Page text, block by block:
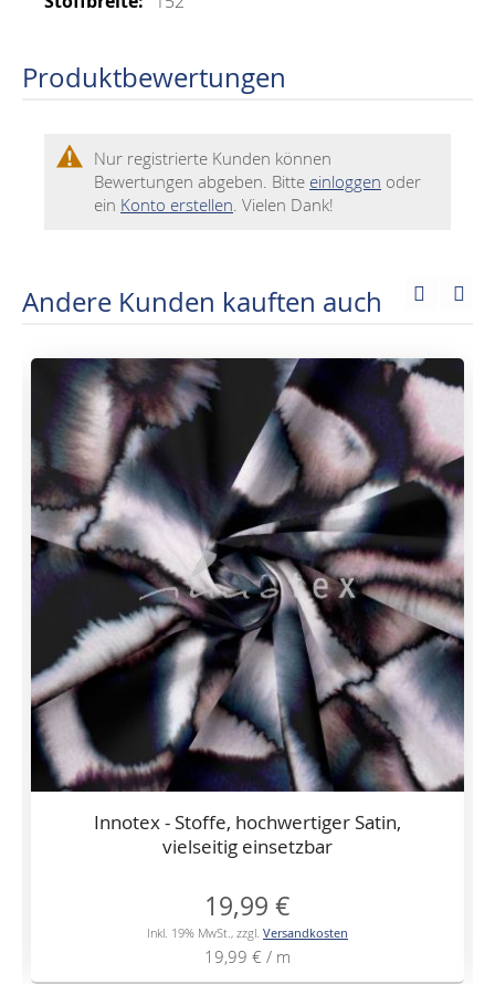
Produktbewertungen
Nur registrierte Kunden können
Bewertungen abgeben. Bitte einloggen oder
ein Konto erstellen. Vielen Dank!
Andere Kunden kauften auch
Innotex - Stoffe, hochwertiger Satin,
vielseitig einsetzbar
19,99 €
Inkl. 19% MwSt., zzgl. Versandkosten
19,99 € / m